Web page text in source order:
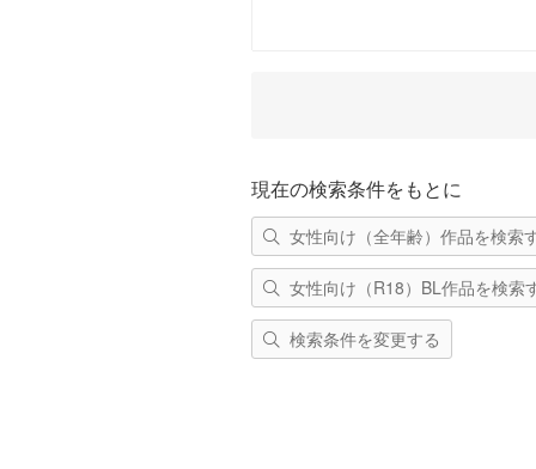
現在の検索条件をもとに
女性向け（全年齢）作品を検索
女性向け（R18）BL作品を検索
検索条件を変更する